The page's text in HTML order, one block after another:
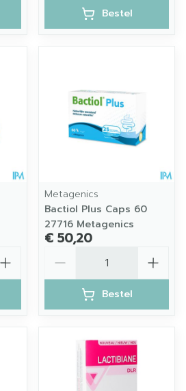
Bestel
Metagenics
Bactiol Plus Caps 60
27716 Metagenics
€ 50,20
Bestel